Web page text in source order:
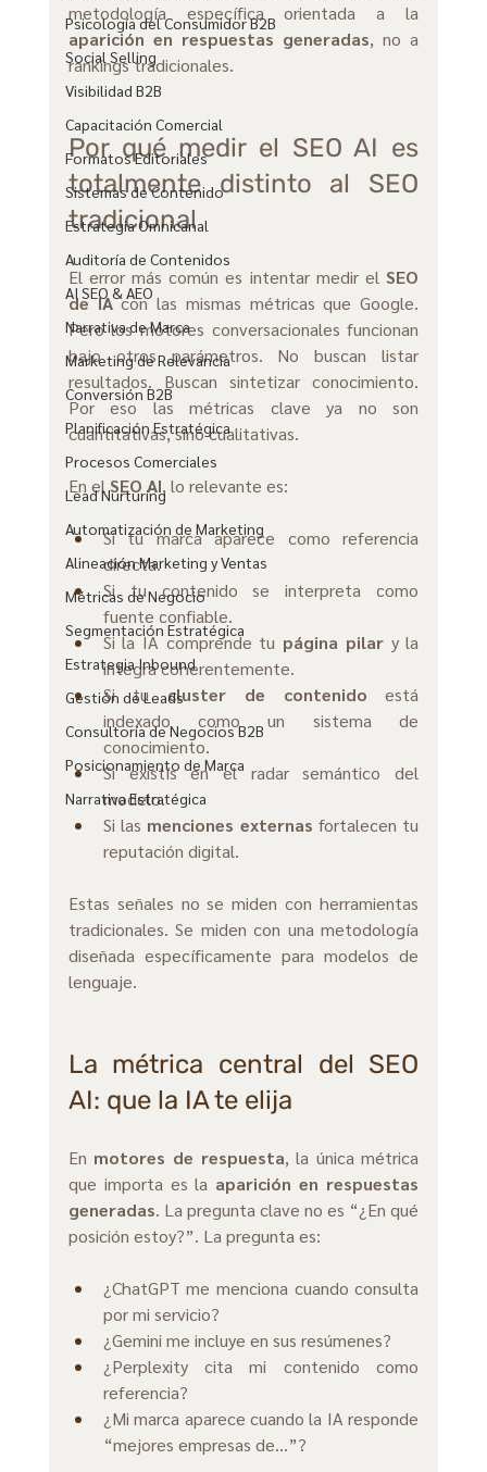
Psicología del Consumidor B2B
Social Selling
Visibilidad B2B
Capacitación Comercial
Formatos Editoriales
Sistemas de Contenido
Estrategia Omnicanal
Auditoría de Contenidos
AI SEO & AEO
Narrativa de Marca
Marketing de Relevancia
Conversión B2B
Planificación Estratégica
Procesos Comerciales
Lead Nurturing
Automatización de Marketing
Alineación Marketing y Ventas
Métricas de Negocio
Segmentación Estratégica
Estrategia Inbound
Gestión de Leads
Consultoría de Negocios B2B
Posicionamiento de Marca
Narrativa Estratégica
aparición en respuestas generadas, no a
rankings tradicionales.
Por qué medir el SEO AI es
totalmente distinto al SEO
tradicional
El error más común es intentar medir el SEO
de IA con las mismas métricas que Google.
Pero los motores conversacionales funcionan
bajo otros parámetros. No buscan listar
resultados. Buscan sintetizar conocimiento.
Por eso las métricas clave ya no son
cuantitativas, sino cualitativas.
En el SEO AI, lo relevante es:
Si tu marca aparece como referencia
directa.
Si tu contenido se interpreta como
fuente confiable.
Si la IA comprende tu página pilar y la
integra coherentemente.
Si tu cluster de contenido está
indexado como un sistema de
conocimiento.
Si existís en el radar semántico del
modelo.
Si las menciones externas fortalecen tu
reputación digital.
Estas señales no se miden con herramientas
tradicionales. Se miden con una metodología
diseñada específicamente para modelos de
lenguaje.
La métrica central del SEO
AI: que la IA te elija
En motores de respuesta, la única métrica
que importa es la aparición en respuestas
generadas. La pregunta clave no es “¿En qué
posición estoy?”. La pregunta es:
¿ChatGPT me menciona cuando consulta
por mi servicio?
¿Gemini me incluye en sus resúmenes?
¿Perplexity cita mi contenido como
referencia?
¿Mi marca aparece cuando la IA responde
“mejores empresas de…”?